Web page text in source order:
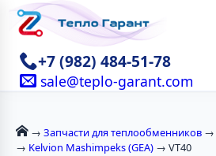
+7 (982) 484-51-78
sale@teplo-garant.com
→ Запчасти для теплообменников →
→ Kelvion Mashimpeks (GEA) → VT40